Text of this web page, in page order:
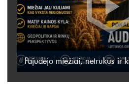
Pajudėjo miežiai, netrukus ir